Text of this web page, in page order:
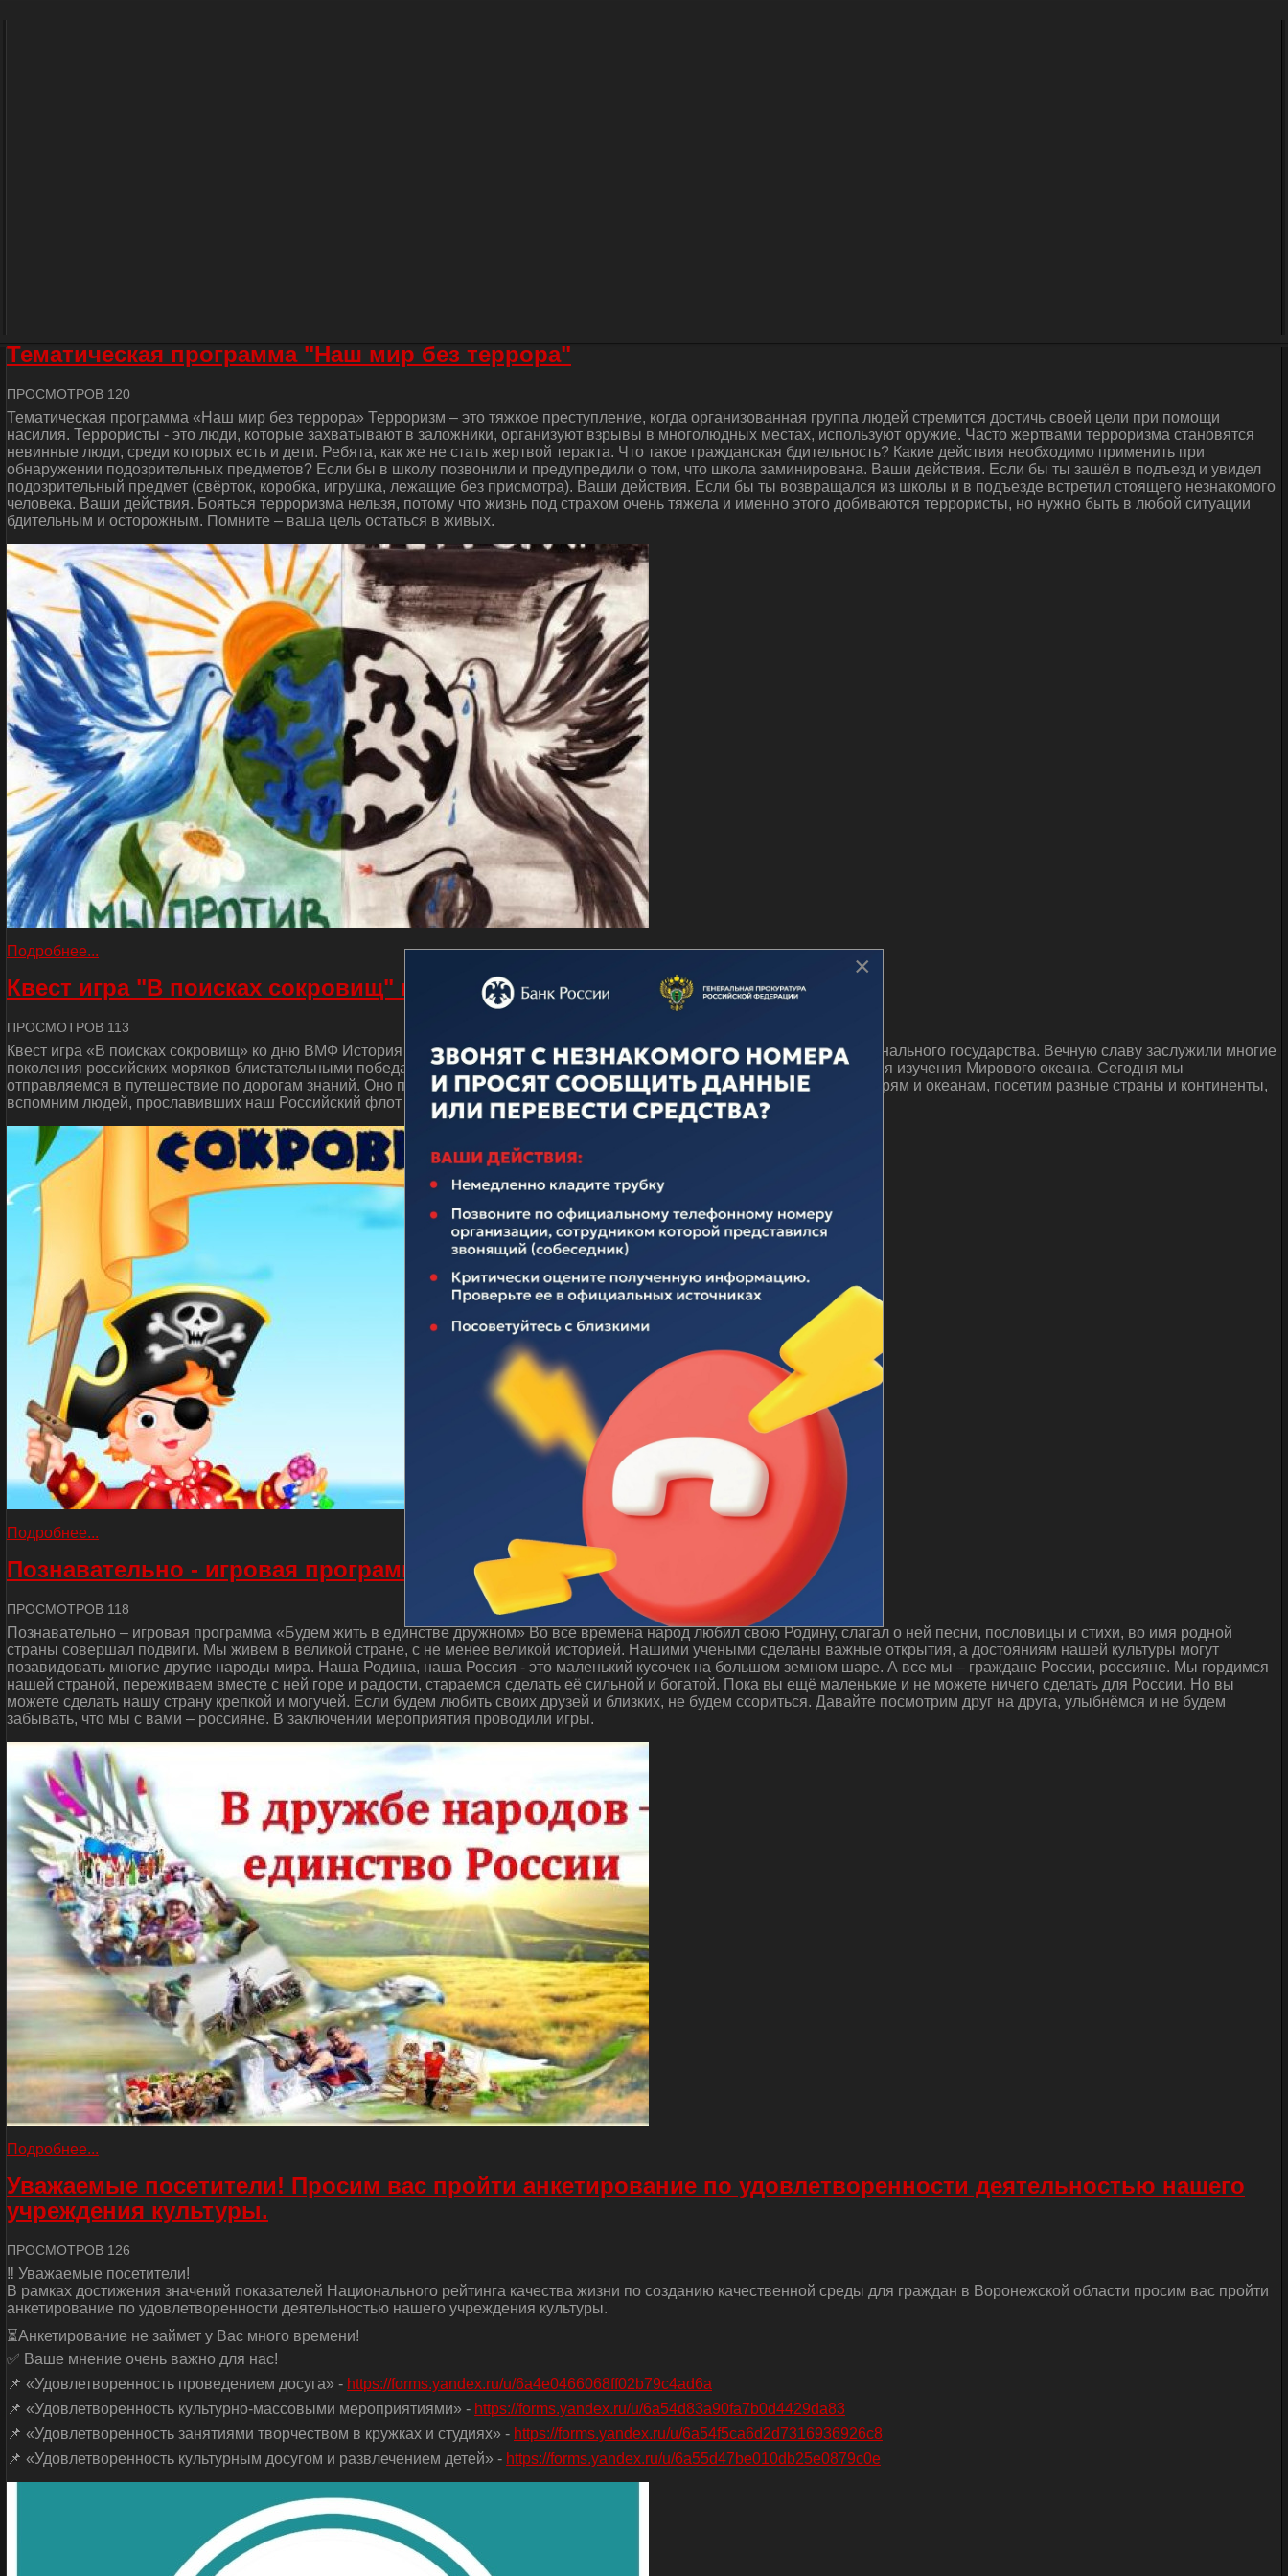
Тематическая программа "Наш мир без террора"
ПРОСМОТРОВ 120
Тематическая программа «Наш мир без террора» Терроризм – это тяжкое преступление, когда организованная группа людей стремится достичь своей цели при помощи
насилия. Террористы - это люди, которые захватывают в заложники, организуют взрывы в многолюдных местах, используют оружие. Часто жертвами терроризма становятся
невинные люди, среди которых есть и дети. Ребята, как же не стать жертвой теракта. Что такое гражданская бдительность? Какие действия необходимо применить при
обнаружении подозрительных предметов? Если бы в школу позвонили и предупредили о том, что школа заминирована. Ваши действия. Если бы ты зашёл в подъезд и увидел
подозрительный предмет (свёрток, коробка, игрушка, лежащие без присмотра). Ваши действия. Если бы ты возвращался из школы и в подъезде встретил стоящего незнакомого
человека. Ваши действия. Бояться терроризма нельзя, потому что жизнь под страхом очень тяжела и именно этого добиваются террористы, но нужно быть в любой ситуации
бдительным и осторожным. Помните – ваша цель остаться в живых.
Подробнее...
Квест игра "В поисках сокровищ" ко дню ВМФ
ПРОСМОТРОВ 113
Квест игра «В поисках сокровищ» ко дню ВМФ История отечественного флота неотделима от истории нашего многонационального государства. Вечную славу заслужили многие
поколения российских моряков блистательными победами над иноземными захватчиками, героическими подвигами во имя изучения Мирового океана. Сегодня мы
отправляемся в путешествие по дорогам знаний. Оно посвящается истории Российского Флота. Поэтому поплывем по морям и океанам, посетим разные страны и континенты,
вспомним людей, прославивших наш Российский флот и сделавших очень много для его становления и развития.
Подробнее...
Познавательно - игровая программа "Будем жить в единстве дружном"
ПРОСМОТРОВ 118
Познавательно – игровая программа «Будем жить в единстве дружном» Во все времена народ любил свою Родину, слагал о ней песни, пословицы и стихи, во имя родной
страны совершал подвиги. Мы живем в великой стране, с не менее великой историей. Нашими учеными сделаны важные открытия, а достояниям нашей культуры могут
позавидовать многие другие народы мира. Наша Родина, наша Россия - это маленький кусочек на большом земном шаре. А все мы – граждане России, россияне. Мы гордимся
нашей страной, переживаем вместе с ней горе и радости, стараемся сделать её сильной и богатой. Пока вы ещё маленькие и не можете ничего сделать для России. Но вы
можете сделать нашу страну крепкой и могучей. Если будем любить своих друзей и близких, не будем ссориться. Давайте посмотрим друг на друга, улыбнёмся и не будем
забывать, что мы с вами – россияне. В заключении мероприятия проводили игры.
Подробнее...
Уважаемые посетители! Просим вас пройти анкетирование по удовлетворенности деятельностью нашего
учреждения культуры.
ПРОСМОТРОВ 126
‼ Уважаемые посетители!
В рамках достижения значений показателей Национального рейтинга качества жизни по созданию качественной среды для граждан в Воронежской области просим вас пройти
анкетирование по удовлетворенности деятельностью нашего учреждения культуры.
⏳Анкетирование не займет у Вас много времени!
✅ Ваше мнение очень важно для нас!
📌 «Удовлетворенность проведением досуга» - https://forms.yandex.ru/u/6a4e0466068ff02b79c4ad6a
📌 «Удовлетворенность культурно-массовыми мероприятиями» - https://forms.yandex.ru/u/6a54d83a90fa7b0d4429da83
📌 «Удовлетворенность занятиями творчеством в кружках и студиях» - https://forms.yandex.ru/u/6a54f5ca6d2d7316936926c8
📌 «Удовлетворенность культурным досугом и развлечением детей» - https://forms.yandex.ru/u/6a55d47be010db25e0879c0e
×